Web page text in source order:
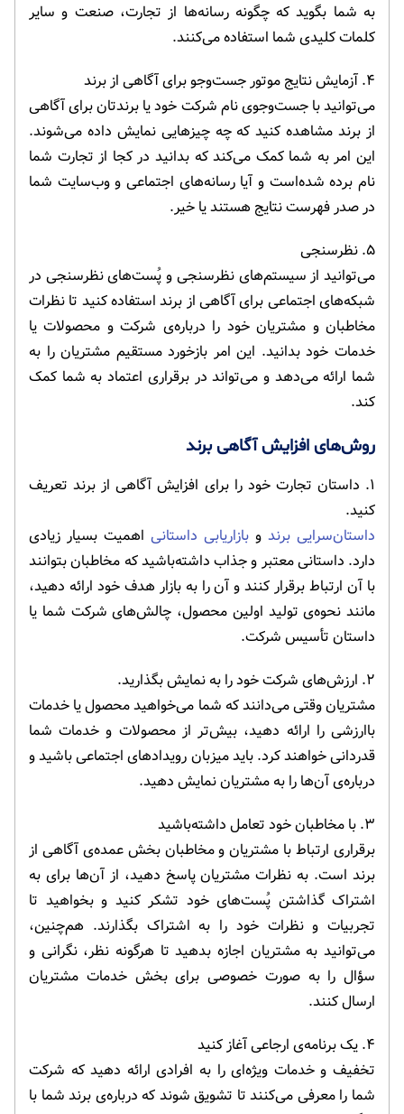
به شما بگوید که چگونه رسانه‌ها از تجارت، صنعت و سایر
کلمات کلیدی شما استفاده می‌کنند.
۴. آزمایش نتایج موتور جست‌وجو برای آگاهی از برند
می‌توانید با جست‌وجوی نام شرکت خود یا برندتان برای آگاهی
از برند مشاهده کنید که چه چیزهایی نمایش داده می‌شوند.
این امر به شما کمک می‌کند که بدانید در کجا از تجارت شما
نام برده شده‌است و آیا رسانه‌های اجتماعی و وب‌سایت شما
در صدر فهرست نتایج هستند یا خیر.
۵. نظرسنجی
می‌توانید از سیستم‌های نظرسنجی و پُست‌های نظرسنجی در
شبکه‌های اجتماعی برای آگاهی از برند استفاده کنید تا نظرات
مخاطبان و مشتریان خود را درباره‌ی شرکت و محصولات یا
خدمات خود بدانید. این امر بازخورد مستقیم مشتریان را به
شما ارائه می‌دهد و می‌تواند در برقراری اعتماد به شما کمک
کند.
روش‌های افزایش آگاهی برند
۱. داستان تجارت خود را برای افزایش آگاهی از برند تعریف
کنید.
داستان‌سرایی برند و بازاریابی داستانی اهمیت بسیار زیادی
دارد. داستانی معتبر و جذاب داشته‌باشید که مخاطبان بتوانند
با آن ارتباط برقرار کنند و آن را به بازار هدف خود ارائه دهید،
مانند نحوه‌ی تولید اولین محصول، چالش‌های شرکت شما یا
داستان تأسیس شرکت.
۲. ارزش‌های شرکت خود را به نمایش بگذارید.
مشتریان وقتی می‌دانند که شما می‌خواهید محصول یا خدمات
باارزشی را ارائه دهید، بیش‌تر از محصولات و خدمات شما
قدردانی خواهند کرد. باید میزبان رویدادهای اجتماعی باشید و
درباره‌ی آن‌ها را به مشتریان نمایش دهید.
۳. با مخاطبان خود تعامل داشته‌باشید
برقراری ارتباط با مشتریان و مخاطبان بخش عمده‌ی آگاهی از
برند است. به نظرات مشتریان پاسخ دهید، از آن‌ها برای به
اشتراک گذاشتن پُست‌های خود تشکر کنید و بخواهید تا
تجربیات و نظرات خود را به اشتراک بگذارند. هم‌چنین،
می‌توانید به مشتریان اجازه بدهید تا هرگونه نظر، نگرانی و
سؤال را به‌ صورت خصوصی برای بخش خدمات مشتریان
ارسال کنند.
۴. یک برنامه‌ی ارجاعی آغاز کنید
تخفیف و خدمات ویژه‌ای را به افرادی ارائه دهید که شرکت
شما را معرفی می‌کنند تا تشویق شوند که درباره‌ی برند شما با